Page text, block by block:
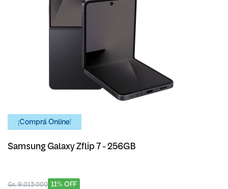
¡Comprá Online!
Samsung Galaxy Zflip 7 - 256GB
11% OFF
Gs. 9.013.000